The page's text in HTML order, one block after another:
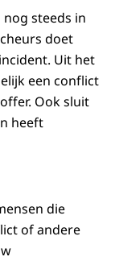
steeds in
doet
Uit het
een conflict
Ook sluit
heeft
die
of andere